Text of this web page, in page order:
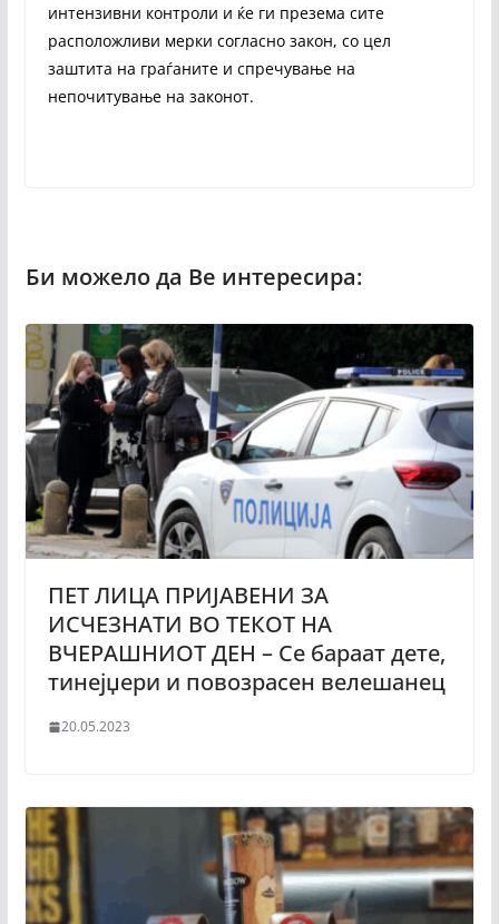
интензивни контроли и ќе ги презема сите
расположливи мерки согласно закон, со цел
заштита на граѓаните и спречување на
непочитување на законот.
ПЕТ ЛИЦА ПРИЈАВЕНИ ЗА
ИСЧЕЗНАТИ ВО ТЕКОТ НА
ВЧЕРАШНИОТ ДЕН – Се бараат дете,
тинејџери и повозрасен велешанец
20.05.2023